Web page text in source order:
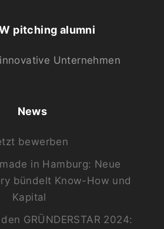
pitching alumni
Unternehmen
News
bewerben
in Hamburg: Neue
bündelt Know-How und
Kapital
GRÜNDERSTAR 2024: